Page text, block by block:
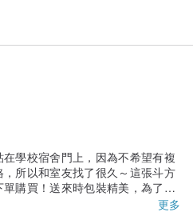
學校宿舍門上，因為不希望有複
所以和室友找了很久～這張斗方
購買！送來時包裝精美，為了避
方春聯和兩張紅藍的貼紙一同裝更多